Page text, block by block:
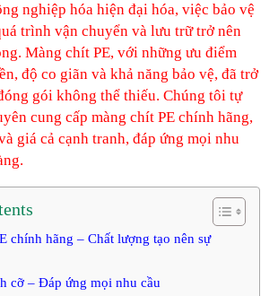
nghiệp hóa hiện đại hóa, việc bảo vệ
trình vận chuyển và lưu trữ trở nên
Màng chít PE, với những ưu điểm
độ co giãn và khả năng bảo vệ, đã trở
gói không thể thiếu. Chúng tôi tự
cung cấp màng chít PE chính hãng,
giá cả cạnh tranh, đáp ứng mọi nhu
chính hãng – Chất lượng tạo nên sự
cỡ – Đáp ứng mọi nhu cầu